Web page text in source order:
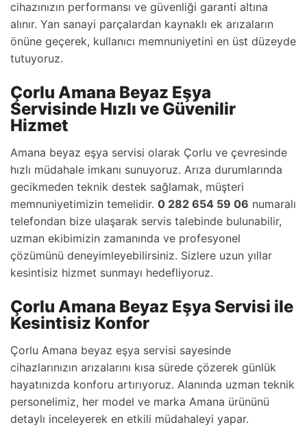
cihazınızın performansı ve güvenliği garanti altına
alınır. Yan sanayi parçalardan kaynaklı ek arızaların
önüne geçerek, kullanıcı memnuniyetini en üst düzeyde
tutuyoruz.
Çorlu Amana Beyaz Eşya
Servisinde Hızlı ve Güvenilir
Hizmet
Amana beyaz eşya servisi olarak Çorlu ve çevresinde
hızlı müdahale imkanı sunuyoruz. Arıza durumlarında
gecikmeden teknik destek sağlamak, müşteri
memnuniyetimizin temelidir. 0 282 654 59 06 numaralı
telefondan bize ulaşarak servis talebinde bulunabilir,
uzman ekibimizin zamanında ve profesyonel
çözümünü deneyimleyebilirsiniz. Sizlere uzun yıllar
kesintisiz hizmet sunmayı hedefliyoruz.
Çorlu Amana Beyaz Eşya Servisi ile
Kesintisiz Konfor
Çorlu Amana beyaz eşya servisi sayesinde
cihazlarınızın arızalarını kısa sürede çözerek günlük
hayatınızda konforu artırıyoruz. Alanında uzman teknik
personelimiz, her model ve marka Amana ürününü
detaylı inceleyerek en etkili müdahaleyi yapar.